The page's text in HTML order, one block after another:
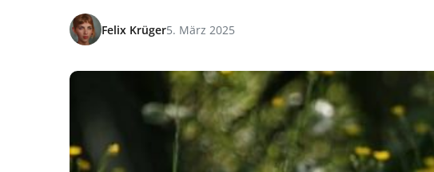
Felix Krüger5. März 2025